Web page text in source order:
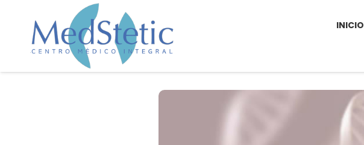
INICIO